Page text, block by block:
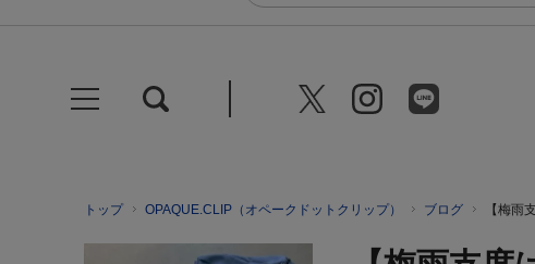
トップ OPAQUE.CLIP（オペークドットクリップ） ブログ 【梅雨